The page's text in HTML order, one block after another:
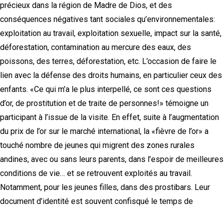
précieux dans la région de Madre de Dios, et des
conséquences négatives tant sociales qu’environnementales:
exploitation au travail, exploitation sexuelle, impact sur la santé,
déforestation, contamination au mercure des eaux, des
poissons, des terres, déforestation, etc. L’occasion de faire le
lien avec la défense des droits humains, en particulier ceux des
enfants. «Ce qui m’a le plus interpellé, ce sont ces questions
d’or, de prostitution et de traite de personnes!» témoigne un
participant à l’issue de la visite. En effet, suite à l’augmentation
du prix de l’or sur le marché international, la «fièvre de l’or» a
touché nombre de jeunes qui migrent des zones rurales
andines, avec ou sans leurs parents, dans l’espoir de meilleures
conditions de vie… et se retrouvent exploités au travail.
Notamment, pour les jeunes filles, dans des prostibars. Leur
document d’identité est souvent confisqué le temps de